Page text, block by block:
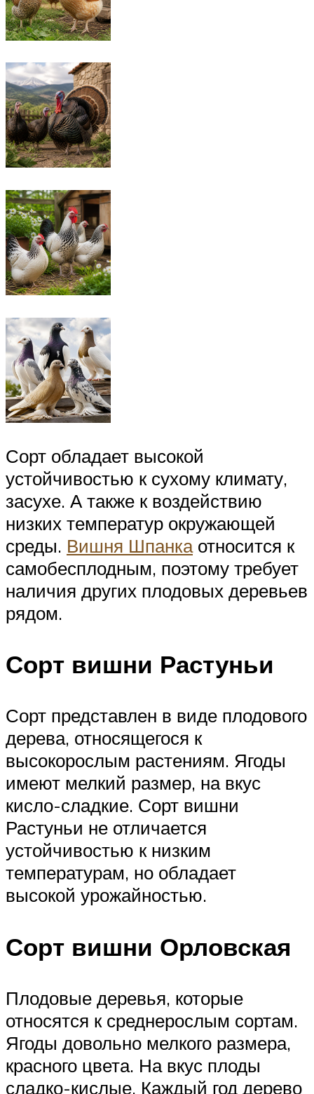
Сорт обладает высокой
устойчивостью к сухому климату,
засухе. А также к воздействию
низких температур окружающей
среды. Вишня Шпанкаотносится к
самобесплодным, поэтому требует
наличия других плодовых деревьев
рядом.
Сорт вишни Растуньи
Сорт представлен в виде плодового
дерева, относящегося к
высокорослым растениям. Ягоды
имеют мелкий размер, на вкус
кисло-сладкие. Сорт вишни
Растуньи не отличается
устойчивостью к низким
температурам, но обладает
высокой урожайностью.
Сорт вишни Орловская
Плодовые деревья, которые
относятся к среднерослым сортам.
Ягоды довольно мелкого размера,
красного цвета. На вкус плоды
сладко-кислые. Каждый год дерево